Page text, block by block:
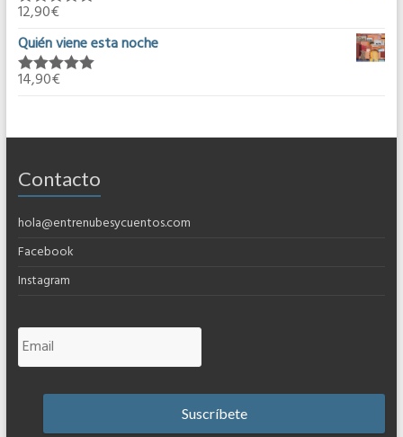
Valorado en
12,90€
Quién viene esta noche
Valorado en
14,90€
Contacto
hola@entrenubesycuentos.com
Facebook
Instagram